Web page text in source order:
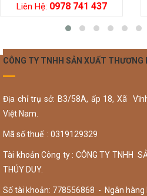
Liên Hệ: 0978 741 437
CÔNG TY TNHH SẢN XUẤT THƯƠNG
Địa chỉ trụ sở: B3/58A, ấp 18, Xã
Việt Nam.
Mã số thuế : 0319129329
Tài khoản Công ty : CÔNG TY TNHH
THÚY DUY.
Số tài khoản: 778556868 - Ngân hàng